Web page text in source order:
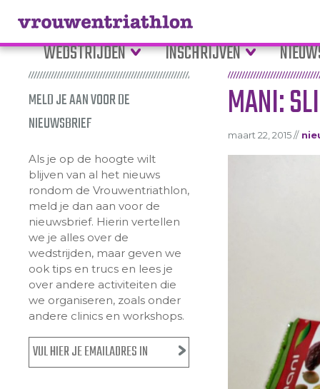
WEDSTRIJDEN INSCHRIJVEN
MELD JE AAN VOOR DE
NIEUWSBRIEF
Als je op de hoogte wilt
blijven van al het nieuws
rondom de Vrouwentriathlon,
meld je dan aan voor de
nieuwsbrief. Hierin vertellen
we je alles over de
wedstrijden, maar geven we
ook tips en trucs en lees je
over andere activiteiten die
we organiseren, zoals onder
andere clinics en workshops.
MANI:
maart 22, 2015 //